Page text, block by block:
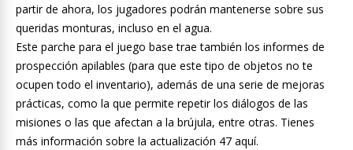
partir de ahora, los jugadores podrán mantenerse sobre sus
queridas monturas, incluso en el agua.
Este parche para el juego base trae también los informes de
prospección apilables (para que este tipo de objetos no te
ocupen todo el inventario), además de una serie de mejoras
prácticas, como la que permite repetir los diálogos de las
misiones o las que afectan a la brújula, entre otras. Tienes
más información sobre la actualización 47 aquí.